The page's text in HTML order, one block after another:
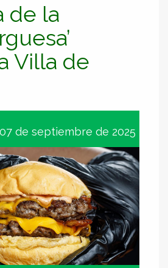
de la
Villa de
de septiembre de 2025